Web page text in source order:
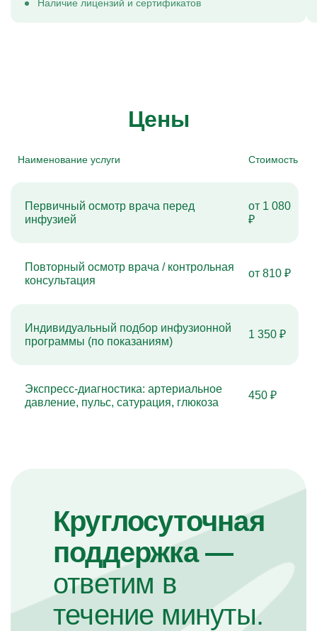
Наличие лицензий и сертификатов
Цены
Наименование услуги Стоимость
Первичный осмотр врача перед
инфузией
от 1 080
₽
Повторный осмотр врача / контрольная
консультация
от 810 ₽
Индивидуальный подбор инфузионной
программы (по показаниям)
1 350 ₽
Экспресс-диагностика: артериальное
давление, пульс, сатурация, глюкоза
450 ₽
Круглосуточная
поддержка —
ответим в
течение минуты.